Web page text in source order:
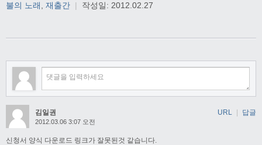
불의 노래
재출간 | 작성일: 2012.02.27
김일권
2012.03.06 3:07 오전
신청서 양식 다운로드 링크가 잘못된것 같습니다.
URL | 답글